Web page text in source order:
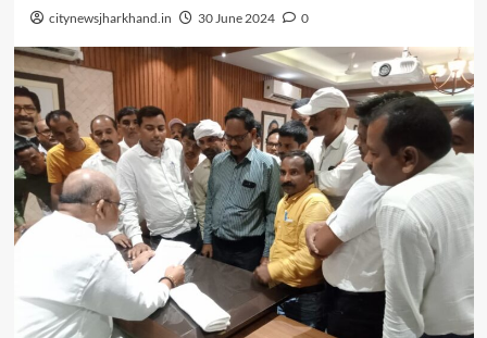
citynewsjharkhand.in 30 June 2024 0